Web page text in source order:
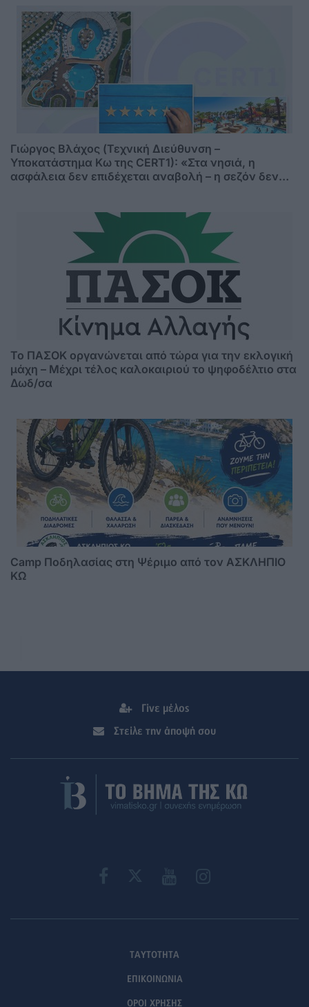
Γιώργος Βλάχος (Τεχνική Διεύθυνση –
Υποκατάστημα Κω της CERT1): «Στα νησιά, η
ασφάλεια δεν επιδέχεται αναβολή – η σεζόν δεν
Το ΠΑΣΟΚ οργανώνεται από τώρα για την εκλογική
μάχη – Μέχρι τέλος καλοκαιριού το ψηφοδέλτιο στα
Δωδ/σα
Camp Ποδηλασίας στη Ψέριμο από τον ΑΣΚΛΗΠΙΟ
ΚΩ
Γίνε μέλος
Στείλε την άποψή σου
ΤΑΥΤΟΤΗΤΑ
ΕΠΙΚΟΙΝΩΝΙΑ
ΟΡΟΙ ΧΡΗΣΗΣ